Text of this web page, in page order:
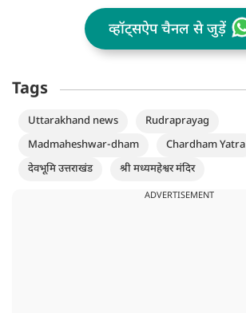
व्हॉट्सऐप चैनल से जुड़ें
Tags
Uttarakhand news
Rudraprayag
Madmaheshwar-dham
Chardham Yatra
देवभूमि उत्तराखंड
श्री मध्यमहेश्वर मंदिर
ADVERTISEMENT